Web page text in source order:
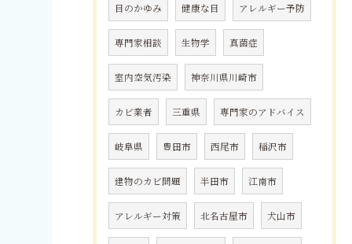
目のかゆみ 健康な目 アレルギー予防
専門家相談 生物学 真菌症
室内空気汚染 神奈川県川崎市
カビ業者 三重県 専門家のアドバイス
岐阜県 豊田市 西尾市 稲沢市
建物のカビ問題 半田市 江南市
アレルギー対策 北名古屋市 犬山市